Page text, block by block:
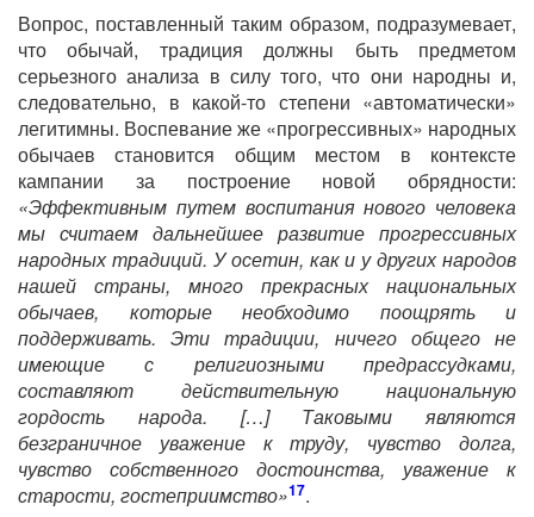
Вопрос, поставленный таким образом, подразумевает,
что обычай, традиция должны быть предметом
серьезного анализа в силу того, что они народны и,
следовательно, в какой-то степени «автоматически»
легитимны. Воспевание же «прогрессивных» народных
обычаев становится общим местом в контексте
кампании за построение новой обрядности:
«Эффективным путем воспитания нового человека
мы считаем дальнейшее развитие прогрессивных
народных традиций. У осетин, как и у других народов
нашей страны, много прекрасных национальных
обычаев, которые необходимо поощрять и
поддерживать. Эти традиции, ничего общего не
имеющие с религиозными предрассудками,
составляют действительную национальную
гордость народа. […] Таковыми являются
безграничное уважение к труду, чувство долга,
чувство собственного достоинства, уважение к
старости, гостеприимство»17.